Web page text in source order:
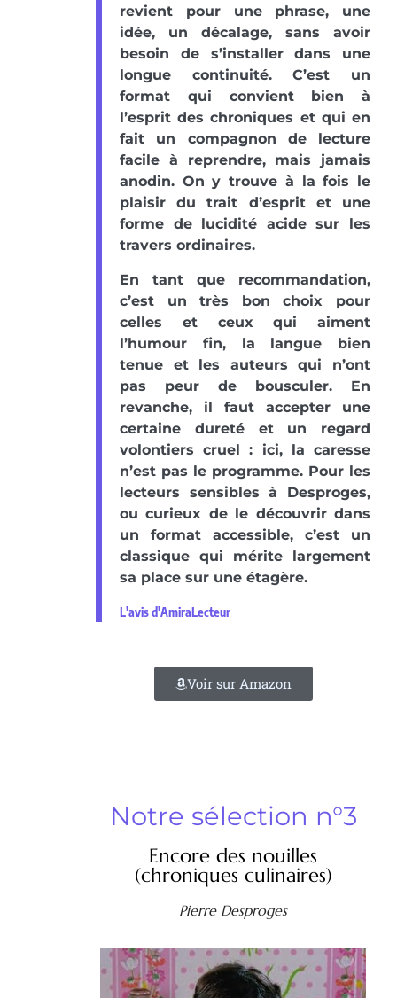
revient pour une phrase, une
idée, un décalage, sans avoir
besoin de s’installer dans une
longue continuité. C’est un
format qui convient bien à
l’esprit des chroniques et qui en
fait un compagnon de lecture
facile à reprendre, mais jamais
anodin. On y trouve à la fois le
plaisir du trait d’esprit et une
forme de lucidité acide sur les
travers ordinaires.
En tant que recommandation,
c’est un très bon choix pour
celles et ceux qui aiment
l’humour fin, la langue bien
tenue et les auteurs qui n’ont
pas peur de bousculer. En
revanche, il faut accepter une
certaine dureté et un regard
volontiers cruel : ici, la caresse
n’est pas le programme. Pour les
lecteurs sensibles à Desproges,
ou curieux de le découvrir dans
un format accessible, c’est un
classique qui mérite largement
sa place sur une étagère.
L'avis d'AmiraLecteur
Voir sur Amazon
Notre sélection n°3
Encore des nouilles
(chroniques culinaires)
Pierre Desproges